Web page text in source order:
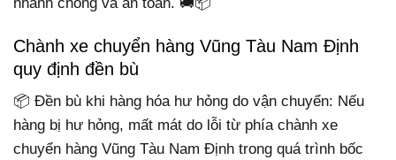
Chành xe chuyển hàng Vũng Tàu Nam Định
quy định đền bù
📦 Đền bù khi hàng hóa hư hỏng do vận chuyển: Nếu
hàng bị hư hỏng, mất mát do lỗi từ phía chành xe
chuyển hàng Vũng Tàu Nam Định trong quá trình bốc